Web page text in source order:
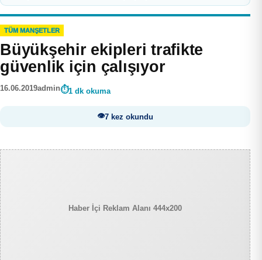
TÜM MANŞETLER
Büyükşehir ekipleri trafikte
güvenlik için çalışıyor
16.06.2019admin 1 dk okuma
7 kez okundu
Haber İçi Reklam Alanı 444x200